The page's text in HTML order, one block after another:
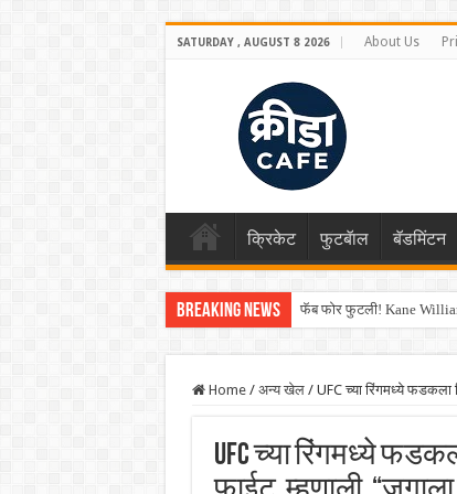
SATURDAY , AUGUST 8 2026 About Us
क्रिकेट फुटबॅाल बॅडमिंटन
Breaking News फॅब फोर फुटली! Kane
Home / अन्य खेल / UFC च्या रिंगमध्ये फडकला
UFC च्या रिंगमध्ये